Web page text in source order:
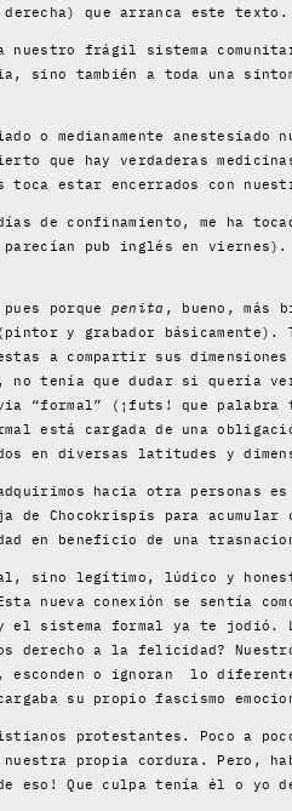
que arranca este texto.
frágil sistema
sino también a toda una
o medianamente
que hay verdaderas
toca estar encerrados con
de confinamiento, me ha
parecían pub inglés en
porque penita , bueno, más
y grabador básicamente).
a compartir sus
tenía que dudar si quería
“formal” (¡futs! que
está cargada de una
en diversas latitudes y
hacia otra
de Chocokrispis para
en beneficio de una
sino legítimo, lúdico y
nueva conexión se sentía
sistema formal ya te jodió.
derecho a la felicidad?
o ignoran lo
su propio fascismo
protestantes. Poco a
nuestra propia cordura.
de eso! Que culpa tenía él o